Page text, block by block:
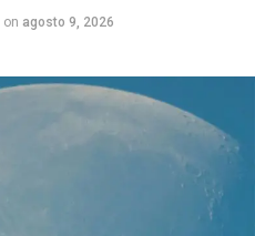
on agosto 9, 2026